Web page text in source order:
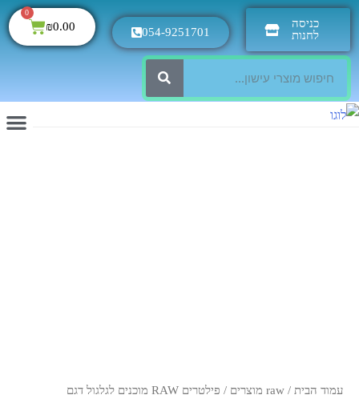
כניסה
לחנות
054-9251701
₪0.00
0
עמוד הבית / raw מוצרים
/ פילטרים RAW מוכנים לגלגול דגם